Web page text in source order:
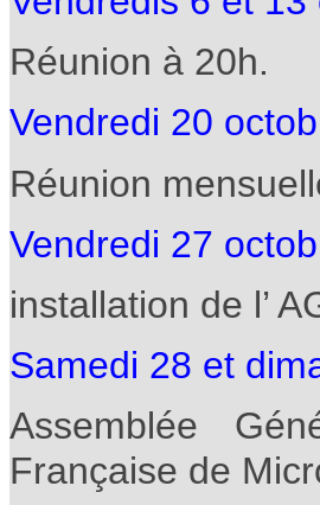
Réunion à 20h.
Vendredi 20
Réunion
Vendredi 27
installation de l’
Samedi 28 et
Assemblée
Française de